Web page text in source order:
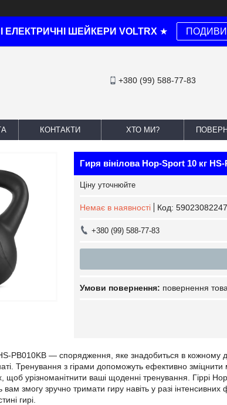
ЕЛЕКТРИЧНІ ШЕЙКЕРИ VOLTRX ★
+380 (99) 588-77-83
КОНТАКТИ ХТО МИ?
Гиря вінілова Hop-Sport 10 кг
Ціну уточнюйте
Немає в наявності Код:
+380 (99) 588-77-83
повернення
HS-PB010KB — спорядження, яке знадобиться в
Тренування з гірами допоможуть ефективно
щоб урізноманітнити ваші щоденні тренування. Гіррі
змогу зручно тримати гиру навіть у разі інтенсивних
гирі.